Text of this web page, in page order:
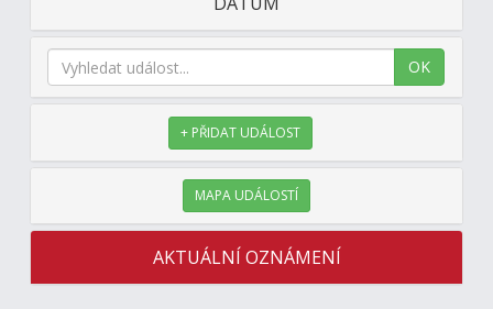
OK
+ PŘIDAT UDÁLOST
MAPA UDÁLOSTÍ
AKTUÁLNÍ OZNÁMENÍ